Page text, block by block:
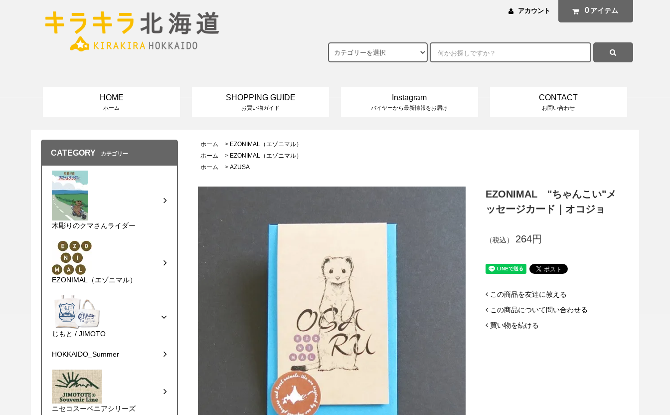
アカウント 0 アイテム
HOME
ホーム
SHOPPING GUIDE
お買い物ガイド
Instagram
バイヤーから最新情報をお届け
CONTACT
お問い合わせ
ホーム > EZONIMAL（エゾニマル）
ホーム
> EZONIMAL（エゾニマル）
ホーム
> AZUSA
EZONIMAL "ちゃんこい"メ
ッセージカード｜オコジョ
（税込） 264円
この商品を友達に教える
この商品について問い合わせる
買い物を続ける
CATEGORY カテゴリー
木彫りのクマさんライダー
EZONIMAL（エゾニマル）
じもと / JIMOTO
HOKKAIDO_Summer
ニセコスーベニアシリーズ